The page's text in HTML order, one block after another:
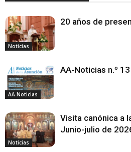
Noticias
20 años de
AA Noticias
AA-Noticias n.º
Noticias
Visita canónica a
Junio-julio de